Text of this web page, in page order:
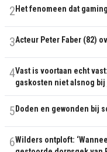
2 Het fenomeen dat
3Acteur Peter Faber (82)
4Vast is voortaan echt
gaskosten niet alsnog
5 Doden en gewonden bij
6Wilders ontploft: